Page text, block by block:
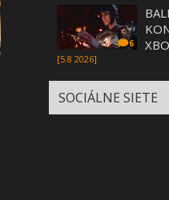
6
[5.8 2026]
SOCIÁLNE SIETE